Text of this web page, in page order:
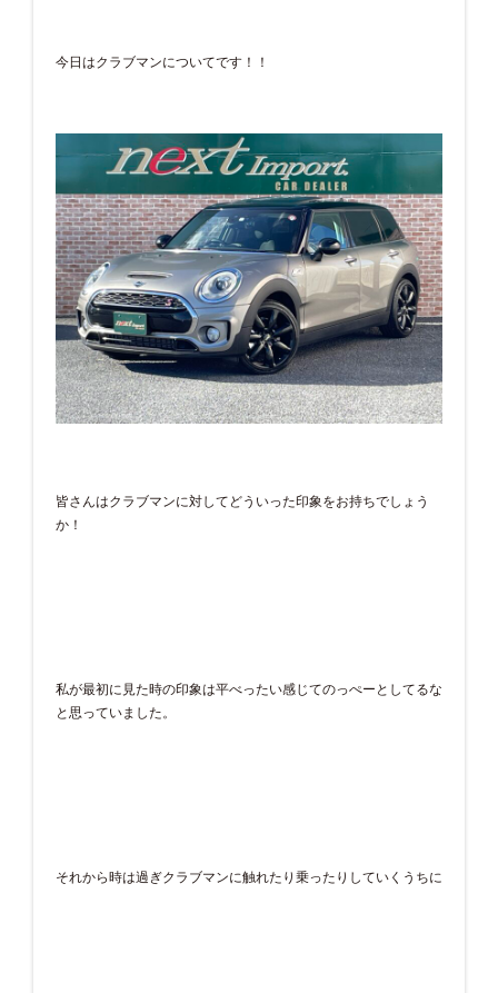
今日はクラブマンについてです！！
皆さんはクラブマンに対してどういった印象をお持ちでしょう
か！
私が最初に見た時の印象は平べったい感じてのっぺーとしてるな
と思っていました。
それから時は過ぎクラブマンに触れたり乗ったりしていくうちに